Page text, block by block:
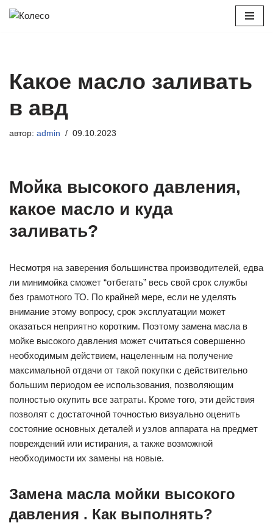
Какое масло заливать
в авд
автор: admin 09.10.2023
Мойка высокого давления,
какое масло и куда
заливать?
Несмотря на заверения большинства производителей, едва
ли минимойка сможет “отбегать” весь свой срок службы
без грамотного ТО. По крайней мере, если не уделять
внимание этому вопросу, срок эксплуатации может
оказаться неприятно коротким. Поэтому замена масла в
мойке высокого давления может считаться совершенно
необходимым действием, нацеленным на получение
максимальной отдачи от такой покупки с действительно
большим периодом ее использования, позволяющим
полностью окупить все затраты. Кроме того, эти действия
позволят с достаточной точностью визуально оценить
состояние основных деталей и узлов аппарата на предмет
повреждений или истирания, а также возможной
необходимости их замены на новые.
Замена масла мойки высокого
давления . Как выполнять?